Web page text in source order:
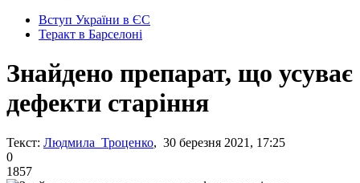
Вступ України в ЄС
Теракт в Барселоні
Знайдено препарат, що усуває
дефекти старіння
Текст: Людмила Троценко, 30 березня 2021, 17:25
0
1857